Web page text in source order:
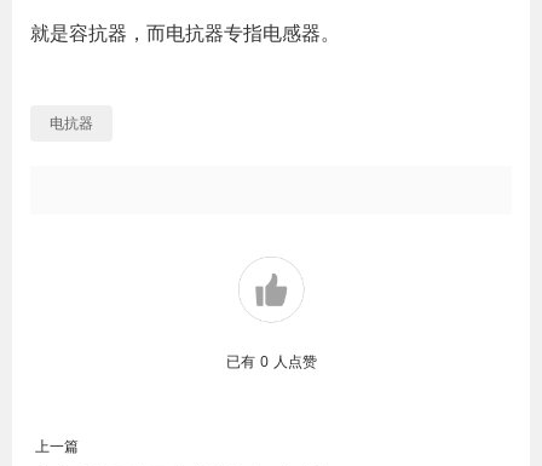
就是容抗器，而电抗器专指电感器。
电抗器
已有 0 人点赞
上一篇